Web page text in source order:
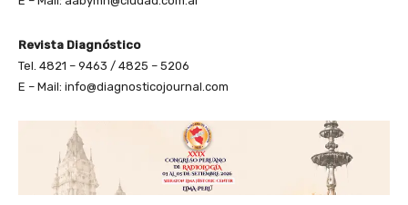
Revista Diagnóstico
Tel. 4821 – 9463 / 4825 – 5206
E – Mail: info@diagnosticojournal.com